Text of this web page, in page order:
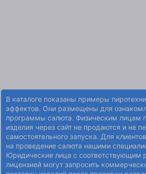
В каталоге показаны примеры
эффектов. Они размещены для
программы салюта. Физическим лицам
изделия через сайт не продаются и не
самостоятельного запуска. Для
на проведение салюта нашими
Юридические лица с соответствующим
лицензией могут запросить